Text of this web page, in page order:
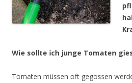
Wie sollte ich junge Tomaten
Tomaten müssen oft gegossen